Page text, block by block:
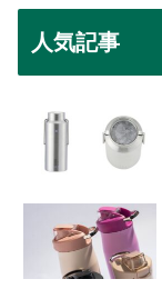
人気記事